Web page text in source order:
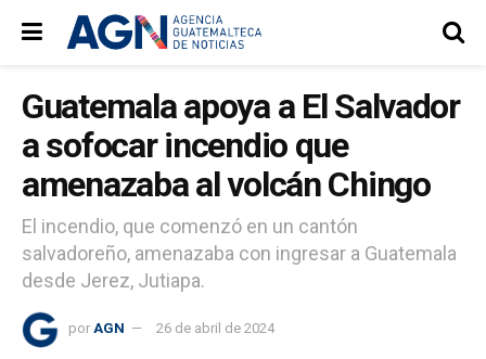
Guatemala apoya a El Salvador
a sofocar incendio que
amenazaba al volcán Chingo
El incendio, que comenzó en un cantón
salvadoreño, amenazaba con ingresar a Guatemala
desde Jerez, Jutiapa.
por AGN 26 de abril de 2024